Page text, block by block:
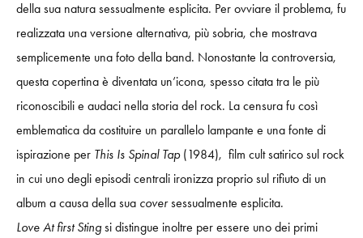
della sua natura sessualmente esplicita. Per ovviare il problema, fu
realizzata una versione alternativa, più sobria, che mostrava
semplicemente una foto della band. Nonostante la controversia,
questa copertina è diventata un’icona, spesso citata tra le più
riconoscibili e audaci nella storia del rock. La censura fu così
emblematica da costituire un parallelo lampante e una fonte di
ispirazione per This Is Spinal Tap(1984), film cult satirico sul rock
in cui uno degli episodi centrali ironizza proprio sul rifiuto di un
album a causa della sua coversessualmente esplicita.
Love At first Sting si distingue inoltre per essere uno dei primi